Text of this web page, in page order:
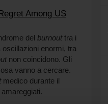
Among US
del burnouttra i
enormi, tra
non coincidono. Gli
vanno a cercare.
medico durante il